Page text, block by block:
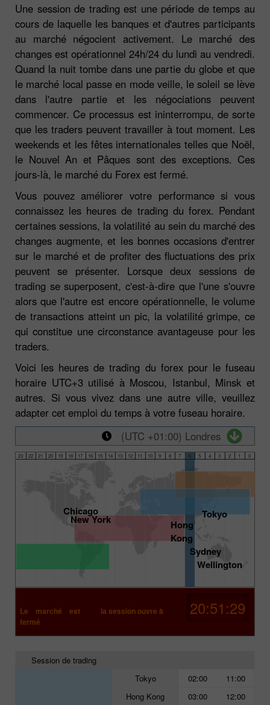
Une session de trading est une période de temps au
cours de laquelle les banques et d'autres participants
au marché négocient activement. Le marché des
changes est opérationnel 24h/24 du lundi au vendredi.
Quand la nuit tombe dans une partie du globe et que
le marché local passe en mode veille, le soleil se lève
dans l'autre partie et les négociations peuvent
commencer. Ce processus est ininterrompu, de sorte
que les traders peuvent travailler à tout moment. Les
weekends et les fêtes internationales telles que Noël,
le Nouvel An et Pâques sont des exceptions. Ces
jours-là, le marché du Forex est fermé.
Vous pouvez améliorer votre performance si vous
connaissez les heures de trading du forex. Pendant
certaines sessions, la volatilité au sein du marché des
changes augmente, et les bonnes occasions d'entrer
sur le marché et de profiter des fluctuations des prix
peuvent se présenter. Lorsque deux sessions de
trading se superposent, c'est-à-dire que l'une s'ouvre
alors que l'autre est encore opérationnelle, le volume
de transactions atteint un pic, la volatilité grimpe, ce
qui constitue une circonstance avantageuse pour les
traders.
Voici les heures de trading du forex pour le fuseau
horaire UTC+3 utilisé à Moscou, Istanbul, Minsk et
autres. Si vous vivez dans une autre ville, veuillez
adapter cet emploi du temps à votre fuseau horaire.
(UTC +01:00) Londres
23 22 21 20 19 18 17 16 15 14 13 12 11 10 9 8 7 6 5 4 3 2 1 0
Tokyo
Hong
Kong
New York
Chicago
Wellington
Sydney
Le marché est
fermé
la session ouvre à 20:51:28
Session de trading
Tokyo
02:00
11:00
Hong Kong
03:00 12:00